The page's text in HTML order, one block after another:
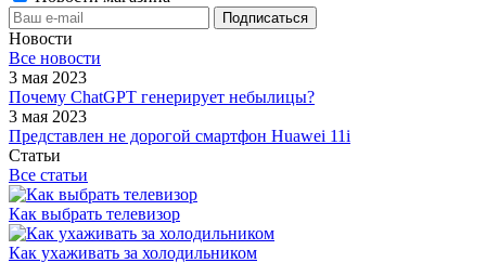
Новости
Все новости
3 мая 2023
Почему ChatGPT генерирует небылицы?
3 мая 2023
Представлен не дорогой смартфон Huawei 11i
Статьи
Все статьи
Как выбрать телевизор
Как ухаживать за холодильником